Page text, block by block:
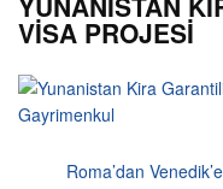
VİSA PROJESİ
Roma’dan